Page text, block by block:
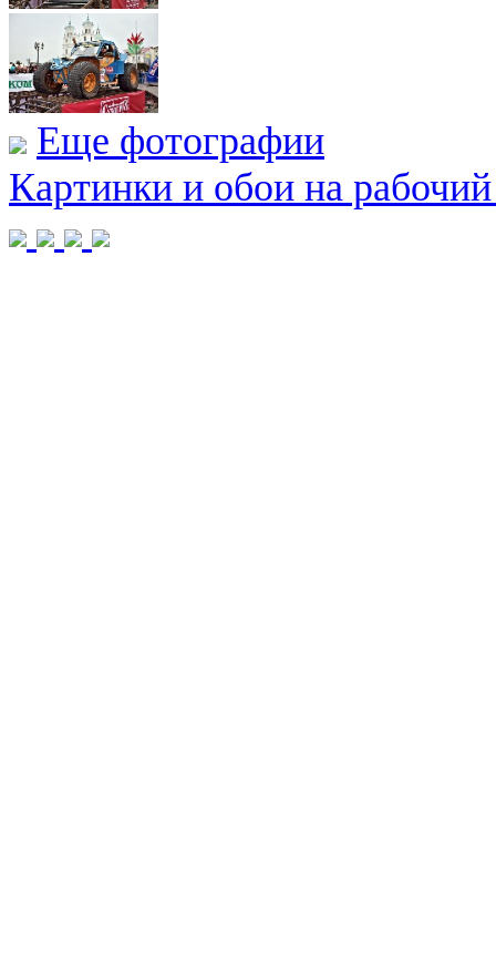
Еще фотографии
Картинки и обои на